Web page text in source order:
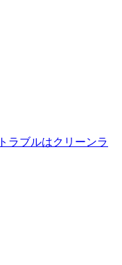
ラブルはクリーンラ